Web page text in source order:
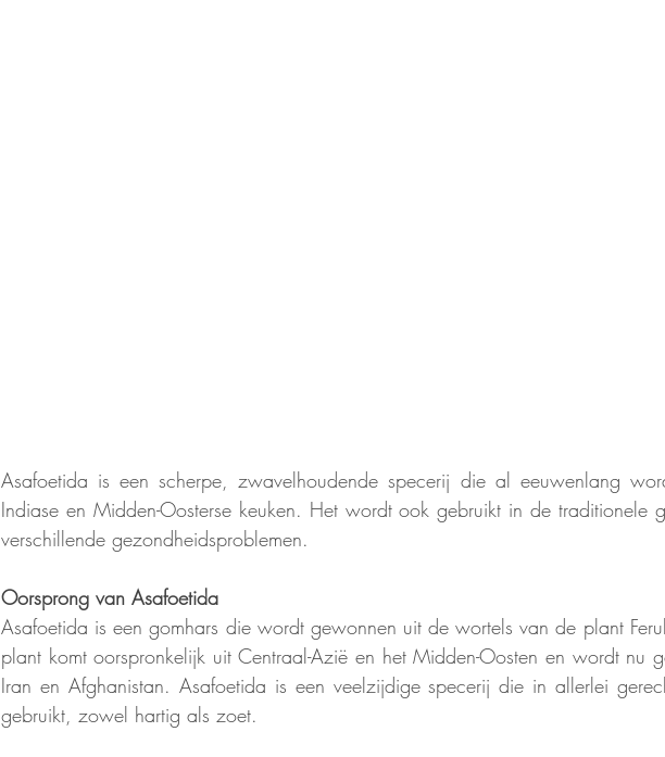
Asafoetida is een scherpe, zwavelhoudende specerij die al eeuwenlang
Indiase en Midden-Oosterse keuken. Het wordt ook gebruikt in de traditionele
verschillende gezondheidsproblemen.
Oorsprong van Asafoetida
Asafoetida is een gomhars die wordt gewonnen uit de wortels van de plant
plant komt oorspronkelijk uit Centraal-Azië en het Midden-Oosten en wordt nu
Iran en Afghanistan. Asafoetida is een veelzijdige specerij die in allerlei
gebruikt, zowel hartig als zoet.